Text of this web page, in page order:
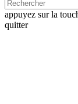
appuyez sur la
quitter